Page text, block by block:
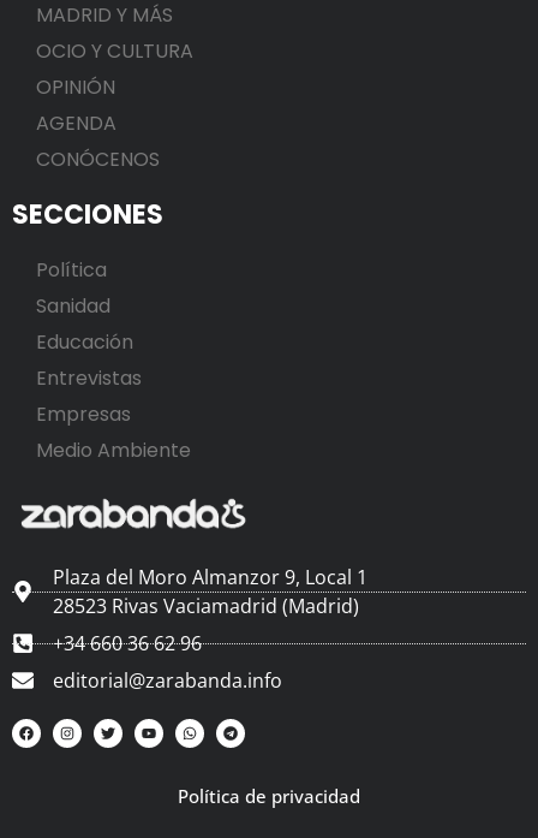
MADRID Y MÁS
OCIO Y CULTURA
OPINIÓN
AGENDA
CONÓCENOS
SECCIONES
Política
Sanidad
Educación
Entrevistas
Empresas
Medio Ambiente
Plaza del Moro Almanzor 9, Local 1
28523 Rivas Vaciamadrid (Madrid)
+34 660 36 62 96
editorial@zarabanda.info
Política de privacidad